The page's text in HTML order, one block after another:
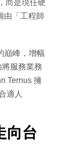
而是現任硬
由「工程師
巔峰，增幅
服務業務
Ternus 擁
適人
向台